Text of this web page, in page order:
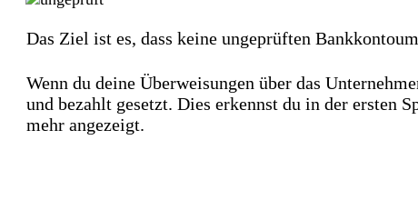
Das Ziel ist es, dass keine ungeprüften
Wenn du deine Überweisungen über das
und bezahlt gesetzt. Dies erkennst du in der ersten
mehr angezeigt.